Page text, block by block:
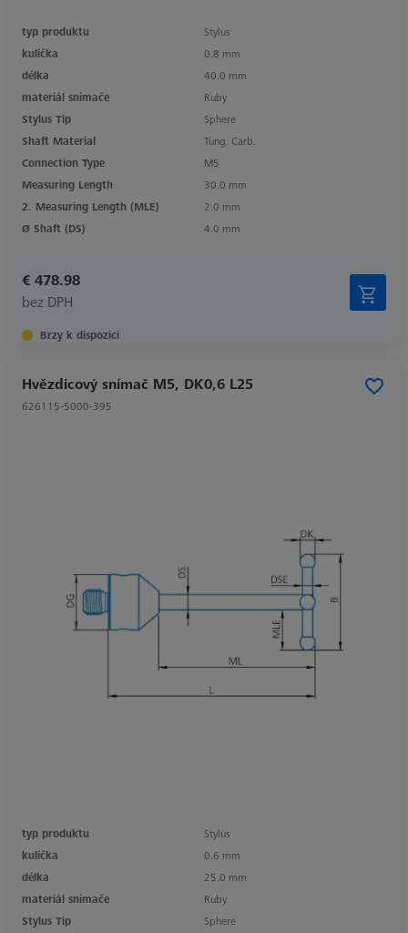
typ produktu
Stylus
kulička
0.8 mm
délka
40.0 mm
materiál snímače
Ruby
Stylus Tip
Sphere
Shaft Material
Tung. Carb.
Connection Type
M5
Measuring Length
30.0 mm
2. Measuring Length (MLE)
2.0 mm
Ø Shaft (DS)
4.0 mm
€ 478.98
bez DPH
Brzy k dispozici
Hvězdicový snímač M5, DK0,6 L25
626115-5000-395
typ produktu
Stylus
kulička
0.6 mm
délka
25.0 mm
materiál snímače
Ruby
Stylus Tip
Sphere